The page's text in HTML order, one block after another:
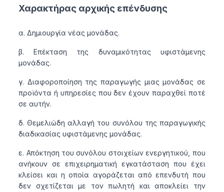
Χαρακτήρας αρχικής επένδυσης
α. Δημιουργία νέας μονάδας.
β. Επέκταση της δυναμικότητας υφιστάμενης
μονάδας.
γ. Διαφοροποίηση της παραγωγής μιας μονάδας σε
προϊόντα ή υπηρεσίες που δεν έχουν παραχθεί ποτέ
σε αυτήν.
δ. Θεμελιώδη αλλαγή του συνόλου της παραγωγικής
διαδικασίας υφιστάμενης μονάδας.
ε. Απόκτηση του συνόλου στοιχείων ενεργητικού, που
ανήκουν σε επιχειρηματική εγκατάσταση που έχει
κλείσει και η οποία αγοράζεται από επενδυτή που
δεν σχετίζεται με τον πωλητή και αποκλείει την